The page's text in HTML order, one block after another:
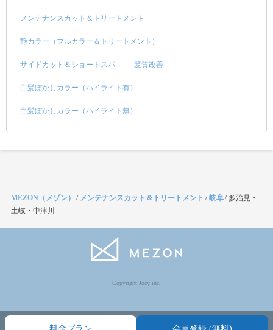
メンテナンスカット＆トリートメント
艶カラー（フルカラー＆トリートメント）
サイドカット＆ショートスパ 髪質改善
白髪ぼかしカラー（ハイライト有）
白髪ぼかしカラー（ハイライト無）
MEZON（メゾン） / メンテナンスカット＆トリートメント /岐阜/ 多治見・
土岐・中津川
Copyright Jocy inc.